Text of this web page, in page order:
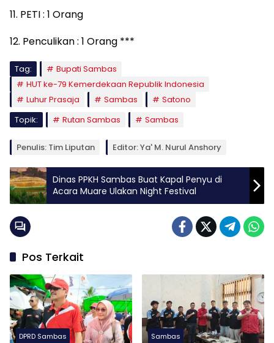
11. PETI : 1 Orang
12. Penculikan : 1 Orang ***
Tag:
Bupati Sambas
HUT ke-79 Kemerdekaan Republik Indonesia
Luhur Prasaja
Sambas
Satono
Topik:
Rutan Sambas Sambas
Penulis: Tim Liputan Editor: Ya' M. Nurul Anshory
Dinas PPKH Sambas Buat Kapal Penyu di
Acara Muare Ulakan Night Festival
Pos Terkait
DPRD Sambas Sambas